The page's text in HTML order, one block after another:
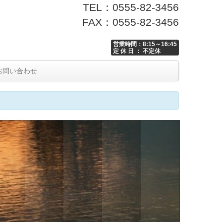
TEL：0555-82-3456
FAX：0555-82-3456
営業時間：8:15～16:45
定 休 日 ： 不定休
い合わせ